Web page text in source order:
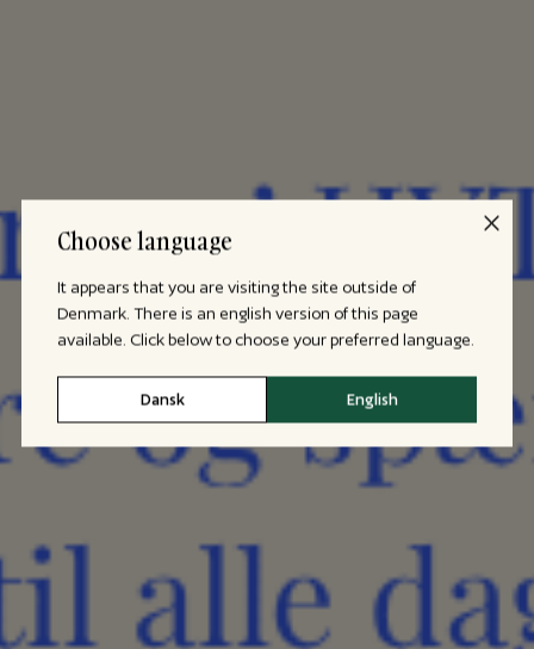
Choose language
It appears that you are visiting the site outside of
Denmark. There is an english version of this page
available. Click below to choose your preferred language.
Dansk English